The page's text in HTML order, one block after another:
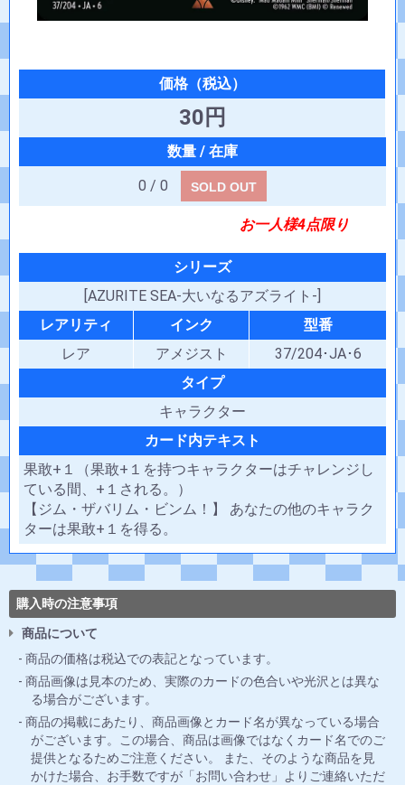
30円
0 / 0 SOLD OUT
お一人様4点限り
シリーズ
[AZURITE SEA-大いなるアズライト-]
レアリティ
インク
型番
レア
アメジスト
37/204･JA･6
タイプ
キャラクター
カード内テキスト
果敢+１（果敢+１を持つキャラクターはチャレンジし
ている間、+１される。）
【ジム・ザバリム・ビンム！】 あなたの他のキャラク
ターは果敢+１を得る。
購入時の注意事項
商品について
商品の価格は税込での表記となっています。
商品画像は見本のため、実際のカードの色合いや光沢とは異な
る場合がございます。
商品の掲載にあたり、商品画像とカード名が異なっている場合
がございます。この場合、商品は画像ではなくカード名でのご
提供となるためご注意ください。 また、そのような商品を見
かけた場合、お手数ですが「お問い合わせ」よりご連絡いただ